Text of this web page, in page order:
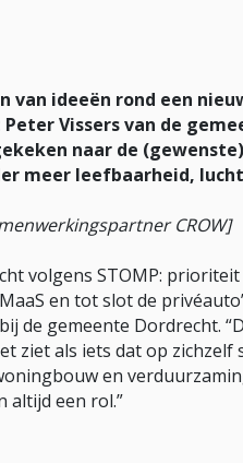
ideeën rond een
Vissers van de
naar de
meer leefbaarheid,
CROW]
volgens STOMP:
en tot slot de
de gemeente Dordrecht.
ziet als iets dat op zichzelf
en
altijd een rol.”